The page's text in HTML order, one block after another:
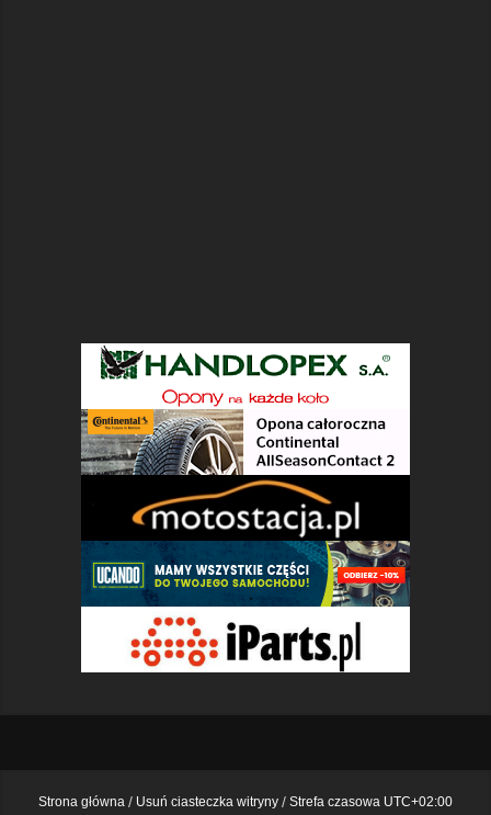
Strona główna Usuń ciasteczka witryny Strefa czasowa UTC+02:00